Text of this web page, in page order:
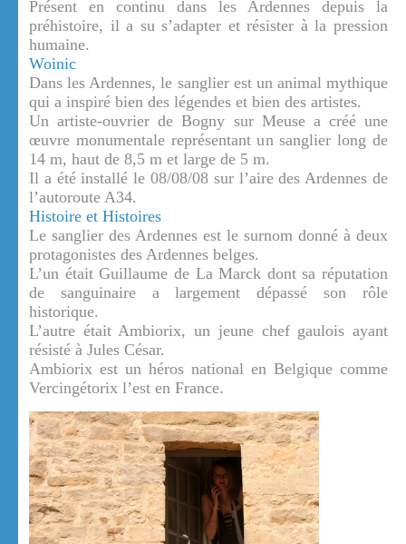
Présent en continu dans les Ardennes depuis la
préhistoire, il a su s’adapter et résister à la pression
humaine.
Woinic
Dans les Ardennes, le sanglier est un animal mythique
qui a inspiré bien des légendes et bien des artistes.
Un artiste-ouvrier de Bogny sur Meuse a créé une
œuvre monumentale représentant un sanglier long de
14 m, haut de 8,5 m et large de 5 m.
Il a été installé le 08/08/08 sur l’aire des Ardennes de
l’autoroute A34.
Histoire et Histoires
Le sanglier des Ardennes est le surnom donné à deux
protagonistes des Ardennes belges.
L’un était Guillaume de La Marck dont sa réputation
de sanguinaire a largement dépassé son rôle
historique.
L’autre était Ambiorix, un jeune chef gaulois ayant
résisté à Jules César.
Ambiorix est un héros national en Belgique comme
Vercingétorix l’est en France.